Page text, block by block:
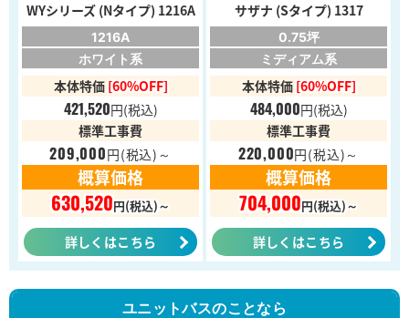
WYシリーズ (Nタイプ) 1216A
1216A
ホワイト系
本体特価 [60%OFF]
421,520円(税込)
標準工事費
209,000円(税込)～
概算価格
630,520円(税込)～
詳しくはこちら
サザナ (Sタイプ) 1317
0.75坪
ミディアム系
本体特価 [60%OFF]
484,000円(税込)
標準工事費
220,000円(税込)～
概算価格
704,000円(税込)～
詳しくはこちら
ユニットバスのことなら